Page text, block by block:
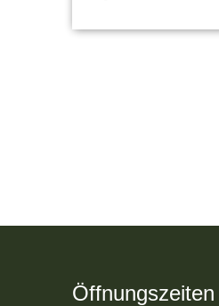
Öffnungszeiten